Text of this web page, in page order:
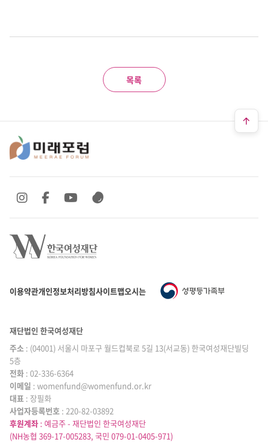
목록
이용약관개인정보처리방침사이트맵오시는 길
SNS 바로가기
SNS 바로가기SNS 바로가기
SNS 바로가기
재단법인 한국여성재단
주소 : (04001) 서울시 마포구 월드컵북로 5길 13(서교동) 한국여성재단빌딩
5층
전화 : 02-336-6364
|
이메일 : womenfund@womenfund.or.kr
|
대표 : 장필화
|
사업자등록번호 : 220-82-03892
후원계좌 : 예금주 - 재단법인 한국여성재단
(NH농협 369-17-005283, 국민 079-01-0405-971)